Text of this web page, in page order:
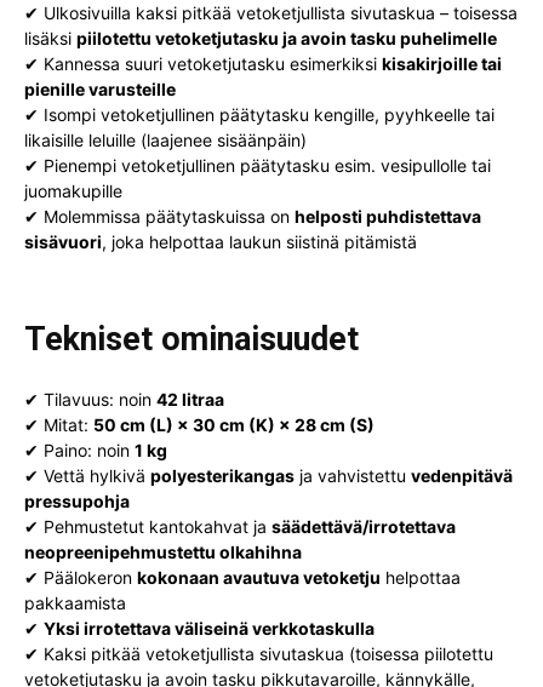
✔ Ulkosivuilla kaksi pitkää vetoketjullista sivutaskua – toisessa
lisäksi piilotettu vetoketjutasku ja avoin tasku puhelimelle
✔ Kannessa suuri vetoketjutasku esimerkiksi kisakirjoille tai
pienille varusteille
✔ Isompi vetoketjullinen päätytasku kengille, pyyhkeelle tai
likaisille leluille (laajenee sisäänpäin)
✔ Pienempi vetoketjullinen päätytasku esim. vesipullolle tai
juomakupille
✔ Molemmissa päätytaskuissa on helposti puhdistettava
sisävuori, joka helpottaa laukun siistinä pitämistä
Tekniset ominaisuudet
✔ Tilavuus: noin 42 litraa
✔ Mitat: 50 cm (L) × 30 cm (K) × 28 cm (S)
✔ Paino: noin 1 kg
✔ Vettä hylkivä polyesterikangas ja vahvistettu vedenpitävä
pressupohja
✔ Pehmustetut kantokahvat ja säädettävä/irrotettava
neopreenipehmustettu olkahihna
✔ Päälokeron kokonaan avautuva vetoketju helpottaa
pakkaamista
✔ Yksi irrotettava väliseinä verkkotaskulla
✔ Kaksi pitkää vetoketjullista sivutaskua (toisessa piilotettu
vetoketjutasku ja avoin tasku pikkutavaroille, kännykälle,